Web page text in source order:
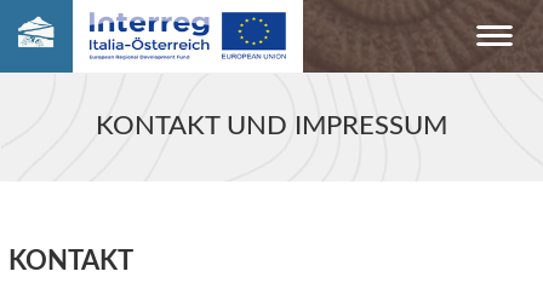
KONTAKT UND IMPRESSUM
KONTAKT